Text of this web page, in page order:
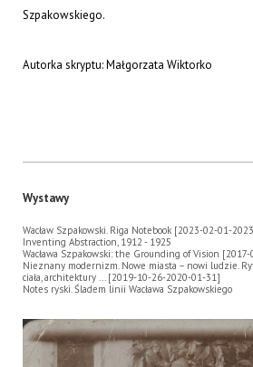
Szpakowskiego.
Autorka skryptu: Małgorzata Wiktorko
Wystawy
Wacław Szpakowski. Riga Notebook [2023-02-01-
Inventing Abstraction, 1912 - 1925
Wacława Szpakowski: the Grounding of Vision
Nieznany modernizm. Nowe miasta – nowi ludzie.
ciała, architektury ... [2019-10-26-2020-01-31]
Notes ryski. Śladem linii Wacława Szpakowskiego